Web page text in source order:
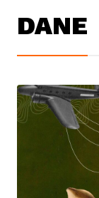
DANE